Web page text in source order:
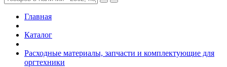
Главная
Каталог
Расходные материалы, запчасти и комплектующие для
оргтехники